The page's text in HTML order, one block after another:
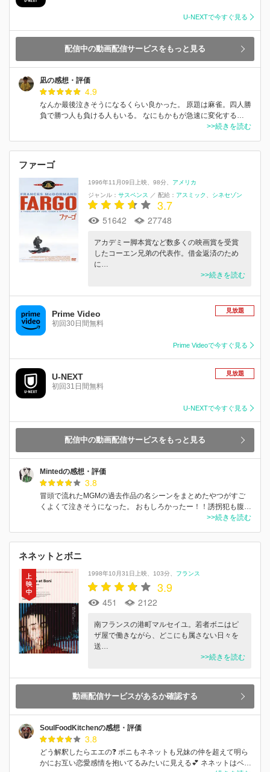
U-NEXTで今すぐ見る
配信中の動画配信サービスをもっと見る
凪の感想・評価
4.9
なんか最後泣きそうになるくらい良かった。 原題は麻雀。四人勝
負で勝つ人も負ける人もいる。 なにもかもが急速に変化する…
>>続きを読む
ファーゴ
1996年11月09日上映 98分
アメリカ
ジャンル： サスペンス ／ 配給： アスミック シネセゾン
3.7
51642 27748
アカデミー脚本賞など数多くの映画賞を受賞
したコーエン兄弟の代表作。借金返済のため
に…
>>続きを読む
Prime Video
初回30日間無料
見放題
Prime Videoで今すぐ見る
U-NEXT
初回31日間無料
見放題
U-NEXTで今すぐ見る
配信中の動画配信サービスをもっと見る
Mintedの感想・評価
3.8
冒頭で流れたMGMの過去作品の名シーンをまとめたやつがすご
くよくて泣きそうになった。 おもしろかったー！！誘拐犯も腹…
>>続きを読む
ネネットとボニ
1998年10月31日上映 103分 フランス
3.9
451 2122
南フランスの港町マルセイユ。若者ボニはピ
ザ屋で働きながら、どこにも属さない日々を
送…
>>続きを読む
動画配信サービスがあるか確認する
SoulFoodKitchenの感想・評価
3.8
どう解釈したらエエの❓ ボニもネネットも兄妹の仲を超えて明ら
かにお互い恋愛感情を抱いてるみたいに見える💕 ネネットはベ…